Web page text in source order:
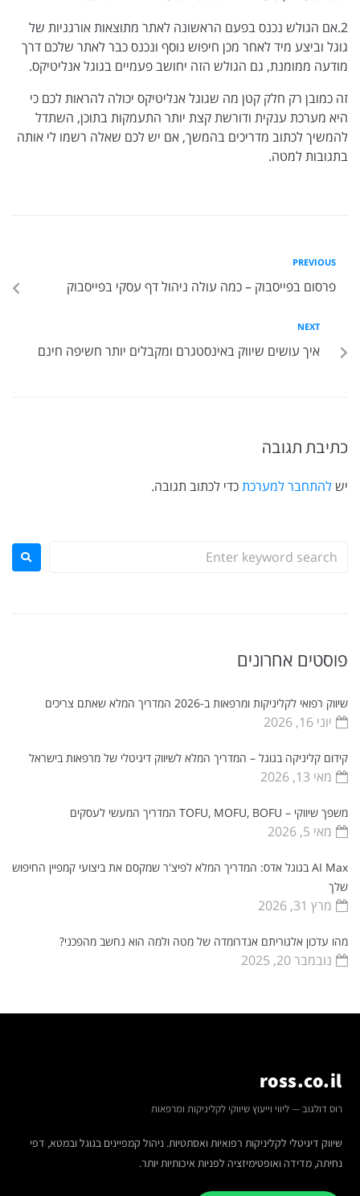
2.אם הגולש נכנס בפעם הראשונה לאתר מתוצאות אורגניות של
גוגל וביצע מיד לאחר מכן חיפוש נוסף ונכנס כבר לאתר שלכם דרך
מודעה ממומנת, גם הגולש הזה יחושב פעמיים בגוגל אנליטיקס.
זה כמובן רק חלק קטן מה שגוגל אנליטיקס יכולה להראות לכם כי
היא מערכת ענקית ודורשת קצת יותר התעמקות בתוכן, השתדל
להמשיך לכתוב מדריכים בהמשך, אם יש לכם שאלה רשמו לי אותה
בתגובות למטה.
PREVIOUS
פרסום בפייסבוק – כמה עולה ניהול דף עסקי בפייסבוק
NEXT
איך עושים שיווק באינסטגרם ומקבלים יותר חשיפה חינם
כתיבת תגובה
ישלהתחבר למערכתכדי לכתוב תגובה.
פוסטים אחרונים
שיווק רפואי לקליניקות ומרפאות ב-2026 המדריך המלא שאתם צריכים
יוני 16, 2026
קידום קליניקה בגוגל – המדריך המלא לשיווק דיגיטלי של מרפאות בישראל
מאי 13, 2026
משפך שיווקי – TOFU, MOFU, BOFU המדריך המעשי לעסקים
מאי 5, 2026
AI Max בגוגל אדס: המדריך המלא לפיצ'ר שמקסם את ביצועי קמפיין החיפוש
שלך
מרץ 31, 2026
מהו עדכון אלגוריתם אנדרומדה של מטה ולמה הוא נחשב מהפכני?
נובמבר 20, 2025
ross.co.il
רוס דולגוב — ליווי וייעוץ שיווקי לקליניקות ומרפאות
שיווק דיגיטלי לקליניקות רפואיות ואסתטיות. ניהול קמפיינים בגוגל ובמטא, דפי
נחיתה, מדידה ואופטימיזציה לפניות איכותיות יותר.